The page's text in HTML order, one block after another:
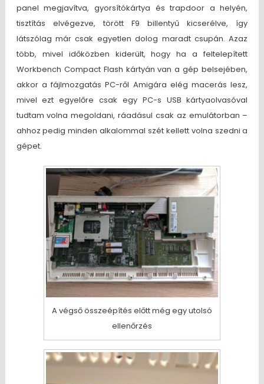
panel megjavítva, gyorsítókártya és trapdoor a helyén,
tisztítás elvégezve, törött F9 billentyű kicserélve, így
látszólag már csak egyetlen dolog maradt csupán. Azaz
több, mivel időközben kiderült, hogy ha a feltelepített
Workbench Compact Flash kártyán van a gép belsejében,
akkor a fájlmozgatás PC-ről Amigára elég macerás lesz,
mivel ezt egyelőre csak egy PC-s USB kártyaolvasóval
tudtam volna megoldani, ráadásul csak az emulátorban –
ahhoz pedig minden alkalommal szét kellett volna szedni a
gépet.
A végső összeépítés előtt még egy utolsó
ellenőrzés